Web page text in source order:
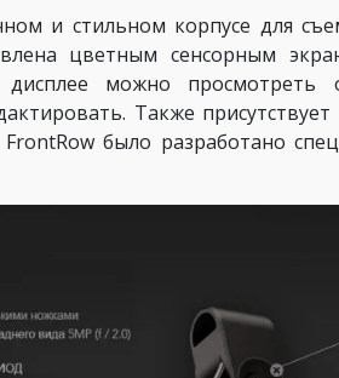
и стильном корпусе для
цветным сенсорным
можно просмотреть
Также
было разработано